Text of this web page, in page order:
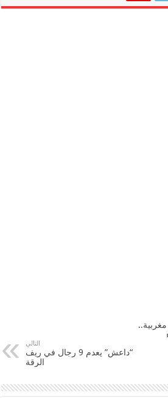
التالي
“داعش” يعدم 9 رجال في ريف
الرقة